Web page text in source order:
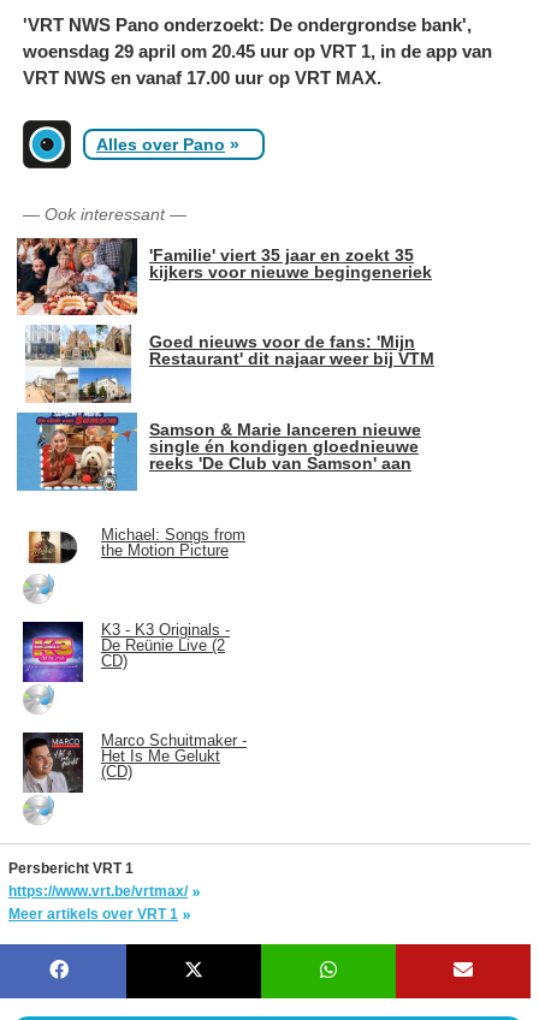
'VRT NWS Pano onderzoekt: De ondergrondse bank',
woensdag 29 april om 20.45 uur op VRT 1, in de app van
VRT NWS en vanaf 17.00 uur op VRT MAX.
Alles over Pano »
— Ook interessant—
'Familie' viert 35 jaar en zoekt 35
kijkers voor nieuwe begingeneriek
Goed nieuws voor de fans: 'Mijn
Restaurant' dit najaar weer bij VTM
Samson & Marie lanceren nieuwe
single én kondigen gloednieuwe
reeks 'De Club van Samson' aan
Michael: Songs from
the Motion Picture
K3 - K3 Originals -
De Reünie Live (2
CD)
Marco Schuitmaker -
Het Is Me Gelukt
(CD)
Persbericht VRT 1
https://www.vrt.be/vrtmax/
Meer artikels over VRT 1